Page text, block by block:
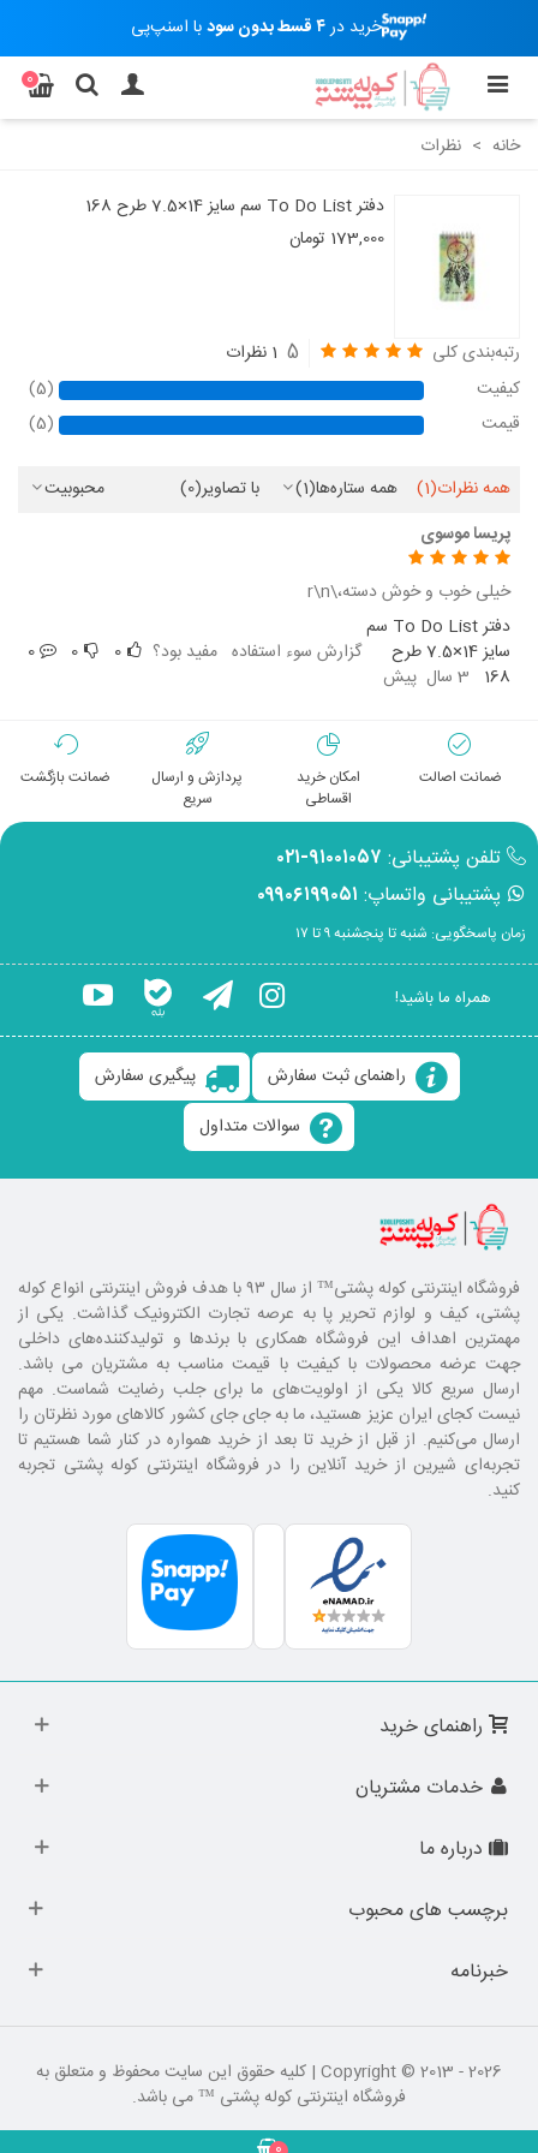
خرید در۴ قسط بدون سود با اسنپ‌پی
0
خانه > نظرات
دفتر To Do List سم سایز 14×7.5 طرح 168
173,000 تومان
رتبه‌بندی کلی 5 1 نظرات
کیفیت
(5)
قیمت
(5)
همه نظرات(1) همه ستاره‌ها(1) با تصاویر(0)
محبوبیت
پریسا موسوی
خیلی خوب و خوش دسته،\r\n
دفتر To Do List سم
سایز 14×7.5 طرح
168 3 سال پیش
گزارش سوء استفاده مفید بود؟ 0
0
0
ضمانت اصالت
امکان خرید
اقساطی
پردازش و ارسال
سریع
ضمانت بازگشت
تلفن پشتیبانی: ۹۱۰۰۱۰۵۷-۰۲۱
پشتیبانی واتساپ: ۰۹۹۰۶۱۹۹۰۵۱
زمان پاسخگویی: شنبه تا پنجشنبه ۹ تا ۱۷
همراه ما باشید!
راهنمای ثبت سفارش
پیگیری سفارش
سوالات متداول
فروشگاه اینترنتی کوله پشتی
™ از سال ۹۳ با هدف فروش اینترنتی انواع کوله
پشتی، کیف و لوازم تحریر پا به عرصه تجارت الکترونیک گذاشت. یکی از
مهمترین اهداف این فروشگاه همکاری با برند‌ها و تولیدکننده‌های داخلی
جهت عرضه محصولات با کیفیت با قیمت مناسب به مشتریان می باشد.
ارسال سریع کالا یکی از اولویت‌های ما برای جلب رضایت شماست. مهم
نیست کجای ایران عزیز هستید، ما به جای جای کشور کالا‌های مورد نظرتان را
ارسال می‌کنیم. از قبل از خرید تا بعد از خرید همواره در کنار شما هستیم تا
تجربه‌ای شیرین از خرید آنلاین را در فروشگاه اینترنتی کوله پشتی تجربه
کنید.
راهنمای خرید
خدمات مشتریان
درباره ما
برچسب های محبوب
خبرنامه
Copyright © 2013 - 2026 | کلیه حقوق این سایت محفوظ و متعلق به
فروشگاه اینترنتی کوله پشتی ™ می باشد.